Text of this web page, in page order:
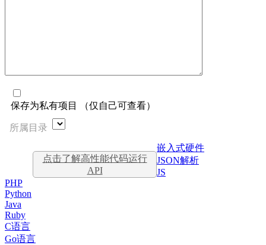
保存为私有项目 （仅自己可查看）
所属目录
点击了解高性能代码运行
API
嵌入式硬件
JSON解析
JS
PHP
Python
Java
Ruby
C语言
Go语言